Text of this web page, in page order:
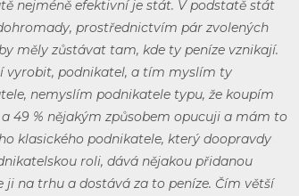
nejméně efektivní je stát. V podstatě stát
prostřednictvím pár zvolených
měly zůstávat tam, kde ty peníze vznikají.
vyrobit, podnikatel, a tím myslím ty
nemyslím podnikatele typu, že koupím
a 49 % nějakým způsobem opucuji a mám to
klasického podnikatele, který doopravdy
roli, dává nějakou přidanou
ji na trhu a dostává za to peníze. Čím větší